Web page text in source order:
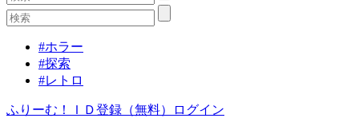
#ホラー
#探索
#レトロ
ふりーむ！ＩＤ登録（無料） ログイン